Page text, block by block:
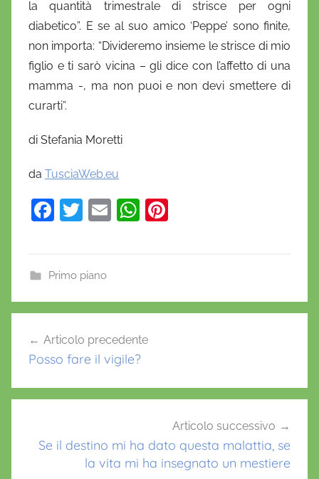
la quantità trimestrale di strisce per ogni
diabetico”. E se al suo amico ‘Peppe’ sono finite,
non importa: “Divideremo insieme le strisce di mio
figlio e ti sarò vicina – gli dice con l’affetto di una
mamma -, ma non puoi e non devi smettere di
curarti”.
di Stefania Moretti
da TusciaWeb.eu
F
e
b
o
k
T
er
E
W
A
p
st
Primo piano
articoli
Articolo precedente
Posso fare il vigile?
Articolo successivo
Se il destino mi ha dato questa malattia, se
la vita mi ha insegnato un mestiere